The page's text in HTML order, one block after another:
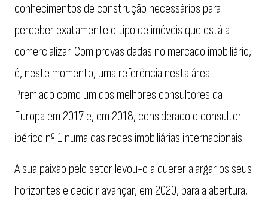
conhecimentos de construção necessários para
perceber exatamente o tipo de imóveis que está a
comercializar. Com provas dadas no mercado imobiliário,
é, neste momento, uma referência nesta área.
Premiado como um dos melhores consultores da
Europa em 2017 e, em 2018, considerado o consultor
ibérico nº 1 numa das redes imobiliárias internacionais.
A sua paixão pelo setor levou-o a querer alargar os seus
horizontes e decidir avançar, em 2020, para a abertura,